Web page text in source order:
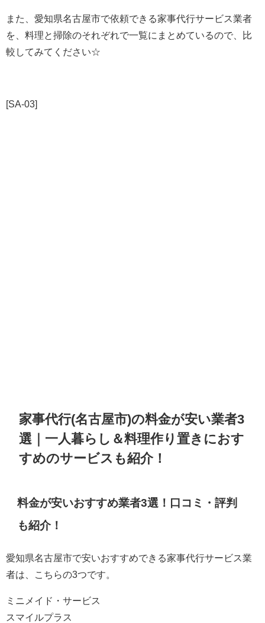
また、愛知県名古屋市で依頼できる家事代行サービス業者
を、料理と掃除のそれぞれで一覧にまとめているので、比
較してみてください☆
[SA-03]
家事代行(名古屋市)の料金が安い業者3
選｜一人暮らし＆料理作り置きにおす
すめのサービスも紹介！
料金が安いおすすめ業者3選！口コミ・評判
も紹介！
愛知県名古屋市で安いおすすめできる家事代行サービス業
者は、こちらの3つです。
ミニメイド・サービス
スマイルプラス